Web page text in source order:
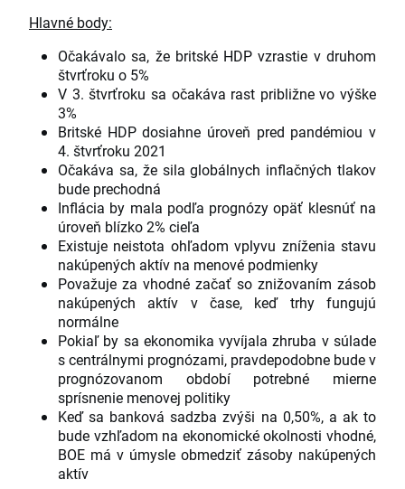
Hlavné body:
Očakávalo sa, že britské HDP vzrastie v druhom
štvrťroku o 5%
V 3. štvrťroku sa očakáva rast približne vo výške
3%
Britské HDP dosiahne úroveň pred pandémiou v
4. štvrťroku 2021
Očakáva sa, že sila globálnych inflačných tlakov
bude prechodná
Inflácia by mala podľa prognózy opäť klesnúť na
úroveň blízko 2% cieľa
Existuje neistota ohľadom vplyvu zníženia stavu
nakúpených aktív na menové podmienky
Považuje za vhodné začať so znižovaním zásob
nakúpených aktív v čase, keď trhy fungujú
normálne
Pokiaľ by sa ekonomika vyvíjala zhruba v súlade
s centrálnymi prognózami, pravdepodobne bude v
prognózovanom období potrebné mierne
sprísnenie menovej politiky
Keď sa banková sadzba zvýši na 0,50%, a ak to
bude vzhľadom na ekonomické okolnosti vhodné,
BOE má v úmysle obmedziť zásoby nakúpených
aktív